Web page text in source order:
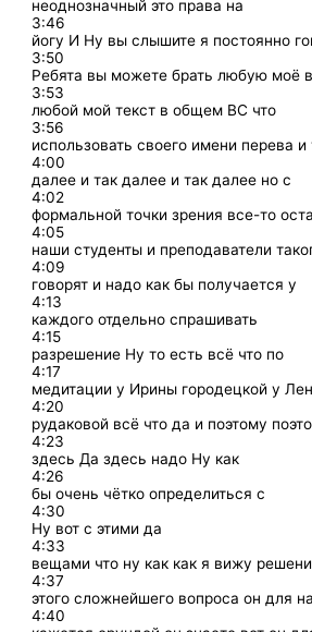
неоднозначный это права на
3:46
йогу И Ну вы слышите я постоянно
3:50
Ребята вы можете брать любую моё
3:53
любой мой текст в общем ВС что
3:56
использовать своего имени перева и
4:00
далее и так далее и так далее но с
4:02
формальной точки зрения все-то
4:05
наши студенты и преподаватели
4:09
говорят и надо как бы получается у
4:13
каждого отдельно спрашивать
4:15
разрешение Ну то есть всё что по
4:17
медитации у Ирины городецкой у
4:20
рудаковой всё что да и поэтому
4:23
здесь Да здесь надо Ну как
4:26
бы очень чётко определиться с
4:30
Ну вот с этими да
4:33
вещами что ну как как я вижу
4:37
этого сложнейшего вопроса он для
4:40